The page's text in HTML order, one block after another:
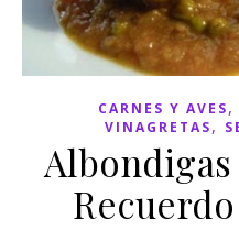
CARNES Y AVES,
VINAGRETAS,
Albondigas